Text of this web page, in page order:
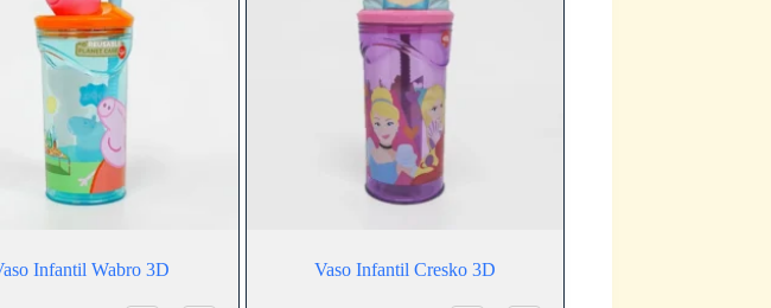
Infantil Wabro 3D Vaso Infantil Cresko 3D